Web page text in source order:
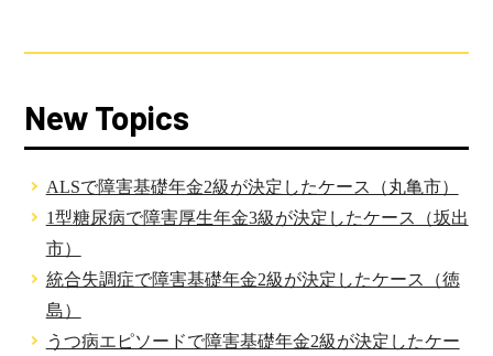
New Topics
ALSで障害基礎年金2級が決定したケース（丸亀市）
1型糖尿病で障害厚生年金3級が決定したケース（坂出
市）
統合失調症で障害基礎年金2級が決定したケース（徳
島）
うつ病エピソードで障害基礎年金2級が決定したケー